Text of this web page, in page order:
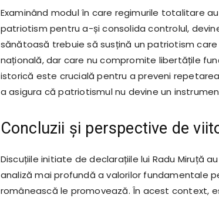
Examinând modul în care regimurile totalitare
patriotism pentru a-și consolida controlul,
sănătoasă trebuie să susțină un patriotism
națională, dar care nu compromite libertățile
istorică este crucială pentru a preveni
a asigura că patriotismul nu devine un
Concluzii și perspective de
Discuțiile initiate de declarațiile lui Radu Miruță
analiză mai profundă a valorilor fundamentale
românească le promovează. În acest context,